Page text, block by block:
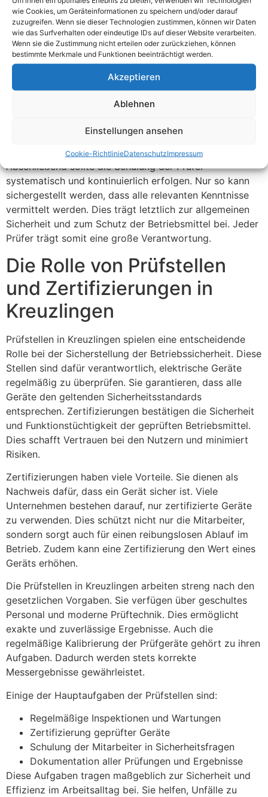
wie Cookies, um Geräteinformationen zu speichern und/oder darauf
zuzugreifen. Wenn sie dieser Technologien zustimmen, können wir Daten
wie das Surfverhalten oder eindeutige IDs auf dieser Website verarbeiten.
Wenn sie die Zustimmung nicht erteilen oder zurückziehen, können
bestimmte Merkmale und Funktionen beeinträchtigt werden.
Akzeptieren
Ablehnen
Einstellungen ansehen
Cookie-RichtlinieDatenschutzImpressum
Praktische Erfahrung mit Prüfgeräten
Diese Kriterien gewährleisten, dass nur gut ausgebildete
Fachkräfte Prüfungen durchführen. Dadurch wird eine
hohe Sicherheit und Zuverlässigkeit erreicht.
Auch die Zusammenarbeit im Team ist wichtig.
Erfahrene Prüfer sollten ihr Wissen weitergeben. Dies
fördert den Austausch und das Lernen voneinander.
starkes Team ist somit ein wesentlicher Faktor für den
Abschließend sollte die Schulung der Prüfer
systematisch und kontinuierlich erfolgen. Nur so kann
sichergestellt werden, dass alle relevanten Kenntnisse
vermittelt werden. Dies trägt letztlich zur allgemeinen
Sicherheit und zum Schutz der Betriebsmittel bei. Jeder
Prüfer trägt somit eine große Verantwortung.
Die Rolle von Prüfstellen
und Zertifizierungen in
Kreuzlingen
Prüfstellen in Kreuzlingen spielen eine entscheidende
Rolle bei der Sicherstellung der Betriebssicherheit. Diese
Stellen sind dafür verantwortlich, elektrische Geräte
regelmäßig zu überprüfen. Sie garantieren, dass alle
Geräte den geltenden Sicherheitsstandards
entsprechen. Zertifizierungen bestätigen die Sicherheit
und Funktionstüchtigkeit der geprüften Betriebsmittel.
Dies schafft Vertrauen bei den Nutzern und minimiert
Risiken.
Zertifizierungen haben viele Vorteile. Sie dienen als
Nachweis dafür, dass ein Gerät sicher ist. Viele
Unternehmen bestehen darauf, nur zertifizierte Geräte
zu verwenden. Dies schützt nicht nur die Mitarbeiter,
sondern sorgt auch für einen reibungslosen Ablauf im
Betrieb. Zudem kann eine Zertifizierung den Wert eines
Geräts erhöhen.
Die Prüfstellen in Kreuzlingen arbeiten streng nach den
gesetzlichen Vorgaben. Sie verfügen über geschultes
Personal und moderne Prüftechnik. Dies ermöglicht
exakte und zuverlässige Ergebnisse. Auch die
regelmäßige Kalibrierung der Prüfgeräte gehört zu ihren
Aufgaben. Dadurch werden stets korrekte
Messergebnisse gewährleistet.
Einige der Hauptaufgaben der Prüfstellen sind:
Regelmäßige Inspektionen und Wartungen
Zertifizierung geprüfter Geräte
Schulung der Mitarbeiter in Sicherheitsfragen
Dokumentation aller Prüfungen und Ergebnisse
Diese Aufgaben tragen maßgeblich zur Sicherheit und
Effizienz im Arbeitsalltag bei. Sie helfen, Unfälle zu